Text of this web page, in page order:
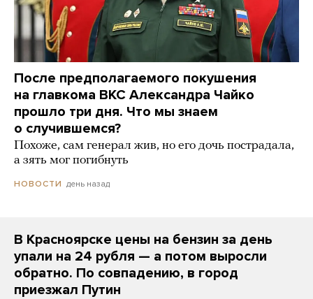
После предполагаемого покушения
на главкома ВКС Александра Чайко
прошло три дня. Что мы знаем
о случившемся?
Похоже, сам генерал жив, но его дочь пострадала,
а зять мог погибнуть
НОВОСТИ день назад
В Красноярске цены на бензин за день
упали на 24 рубля — а потом выросли
обратно. По совпадению, в город
приезжал Путин